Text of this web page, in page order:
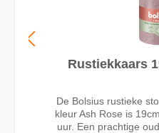
Rustiekkaars
De Bolsius rustieke
kleur Ash Rose is
uur. Een prachtige